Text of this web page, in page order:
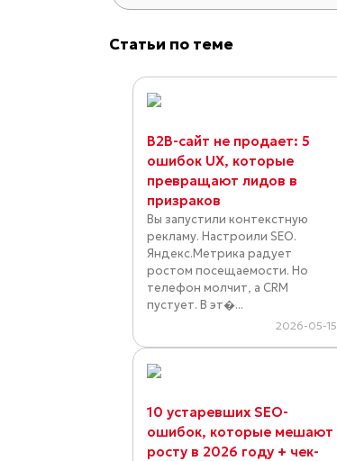
Статьи по теме
B2B-сайт не продает: 5
ошибок UX, которые
превращают лидов в
призраков
Вы запустили контекстную
рекламу. Настроили SEO.
Яндекс.Метрика радует
ростом посещаемости. Но
телефон молчит, а CRM
пустует. В эт�...
2026-05-15
10 устаревших SEO-
ошибок, которые мешают
росту в 2026 году + чек-